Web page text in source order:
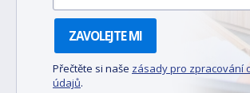
ZAVOLEJTE MI
Přečtěte si naše zásady pro zpracování
údajů.